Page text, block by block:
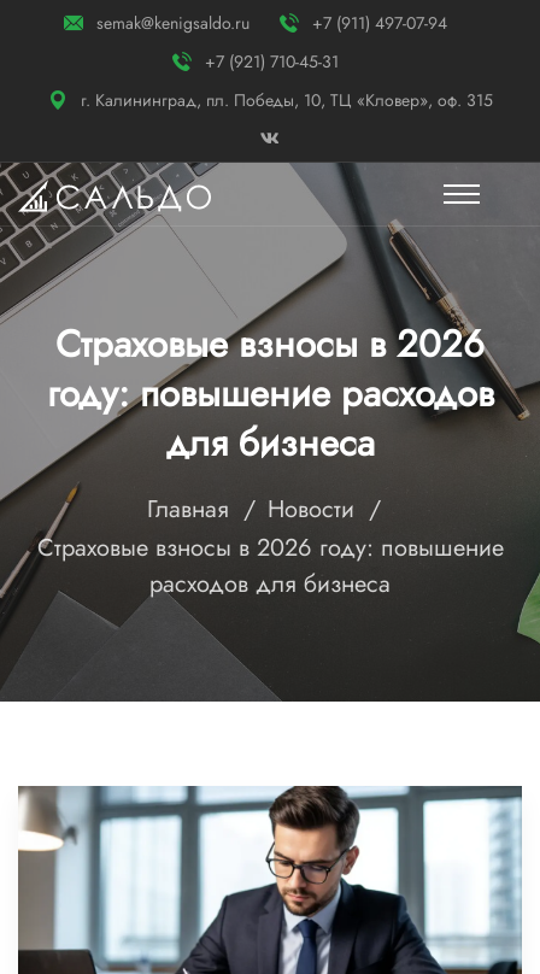
semak@kenigsaldo.ru
+7 (911) 497-07-94
+7 (921) 710-45-31
г. Калининград, пл. Победы, 10, ТЦ «Кловер», оф. 315
Страховые взносы в 2026
году: повышение расходов
для бизнеса
Главная
Новости
Страховые взносы в 2026 году: повышение
расходов для бизнеса